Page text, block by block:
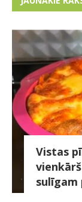
Vistas
sulīgam